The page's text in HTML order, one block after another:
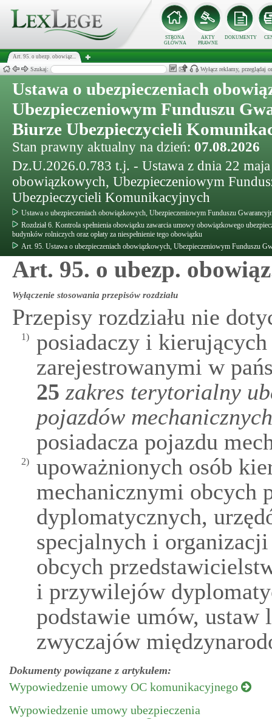
STRONA
GŁÓWNA
AKTY
PRAWNE
DOKUMENTY
Art. 95. o ubezp. obowiąz...
Szukaj: Wyłącz reklamy, przeglądaj
Ustawa o ubezpieczeniach
Ubezpieczeniowym Funduszu
Biurze Ubezpieczycieli
Stan prawny aktualny na dzień: 07.08.2026
Dz.U.2026.0.783 t.j. - Ustawa z dnia 22
obowiązkowych, Ubezpieczeniowym
Ubezpieczycieli Komunikacyjnych
Ustawa o ubezpieczeniach obowiązkowych, Ubezpieczeniowym Funduszu
Rozdział 6. Kontrola spełnienia obowiązku zawarcia umowy obowiązkowego
budynków rolniczych oraz opłaty za niespełnienie tego obowiązku
Art. 95. Ustawa o ubezpieczeniach obowiązkowych, Ubezpieczeniowym Funduszu
Art. 95. o ubezp.
Wyłączenie stosowania przepisów rozdziału
Przepisy rozdziału nie
1)
posiadaczy i
zarejestrowanymi w
25 zakres terytorialny
pojazdów mechanicznych
posiadacza pojazdu
2)
upoważnionych osób
mechanicznymi obcych
dyplomatycznych,
specjalnych i
obcych
i przywilejów
podstawie umów, ustaw
zwyczajów
Dokumenty powiązane z artykułem:
Wypowiedzenie umowy OC komunikacyjnego
Wypowiedzenie umowy ubezpieczenia